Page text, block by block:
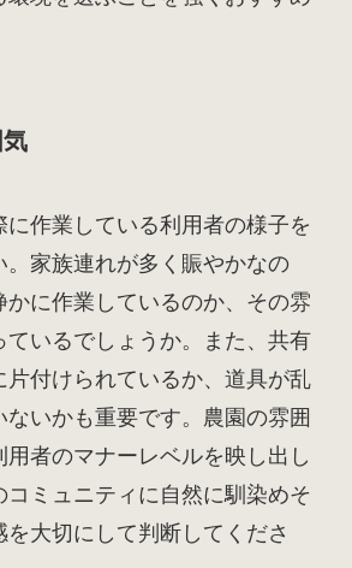
に作業している利用者の様子を
。家族連れが多く賑やかなの
かに作業しているのか、その雰
ているでしょうか。また、共有
片付けられているか、道具が乱
いかも重要です。農園の雰囲
者のマナーレベルを映し出し
コミュニティに自然に馴染めそ
を大切にして判断してくださ